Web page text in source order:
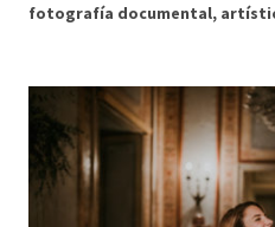
fotografía documental,